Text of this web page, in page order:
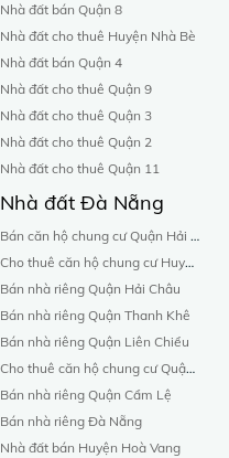
Nhà đất bán Quận 8
Nhà đất cho thuê Huyện Nhà Bè
Nhà đất bán Quận 4
Nhà đất cho thuê Quận 9
Nhà đất cho thuê Quận 3
Nhà đất cho thuê Quận 2
Nhà đất cho thuê Quận 11
Nhà đất Đà Nẵng
Bán căn hộ chung cư Quận Hải Châu
Cho thuê căn hộ chung cư Huyện Hoà Vang
Bán nhà riêng Quận Hải Châu
Bán nhà riêng Quận Thanh Khê
Bán nhà riêng Quận Liên Chiểu
Cho thuê căn hộ chung cư Quận Cẩm Lệ
Bán nhà riêng Quận Cẩm Lệ
Bán nhà riêng Đà Nẵng
Nhà đất bán Huyện Hoà Vang